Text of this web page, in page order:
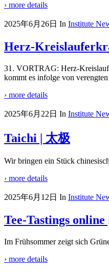
› more details
2025年6月26日 In Institute
Herz-
31. VORTRAG: Herz-
kommt es infolge von
› more details
2025年6月22日 In Institute
Taichi | 太极
Wir bringen ein Stück
› more details
2025年6月12日 In Institute
Tee-Tastings
Im Frühsommer zeigt sich
› more details